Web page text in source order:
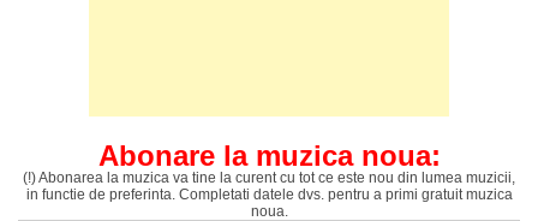
Abonare la muzica noua:
(!) Abonarea la muzica va tine la curent cu tot ce este nou din lumea muzicii,
in functie de preferinta. Completati datele dvs. pentru a primi gratuit muzica
noua.